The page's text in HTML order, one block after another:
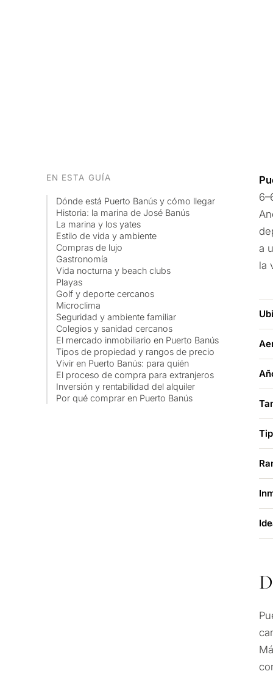
EN ESTA GUÍA
Dónde está Puerto Banús y cómo llegar
Historia: la marina de José Banús
La marina y los yates
Estilo de vida y ambiente
Compras de lujo
Gastronomía
Vida nocturna y beach clubs
Playas
Golf y deporte cercanos
Microclima
Seguridad y ambiente familiar
Colegios y sanidad cercanos
El mercado inmobiliario en Puerto Banús
Tipos de propiedad y rangos de precio
Vivir en Puerto Banús: para quién
El proceso de compra para extranjeros
Inversión y rentabilidad del alquiler
Por qué comprar en Puerto Banús
a
la
Selección
propiedades